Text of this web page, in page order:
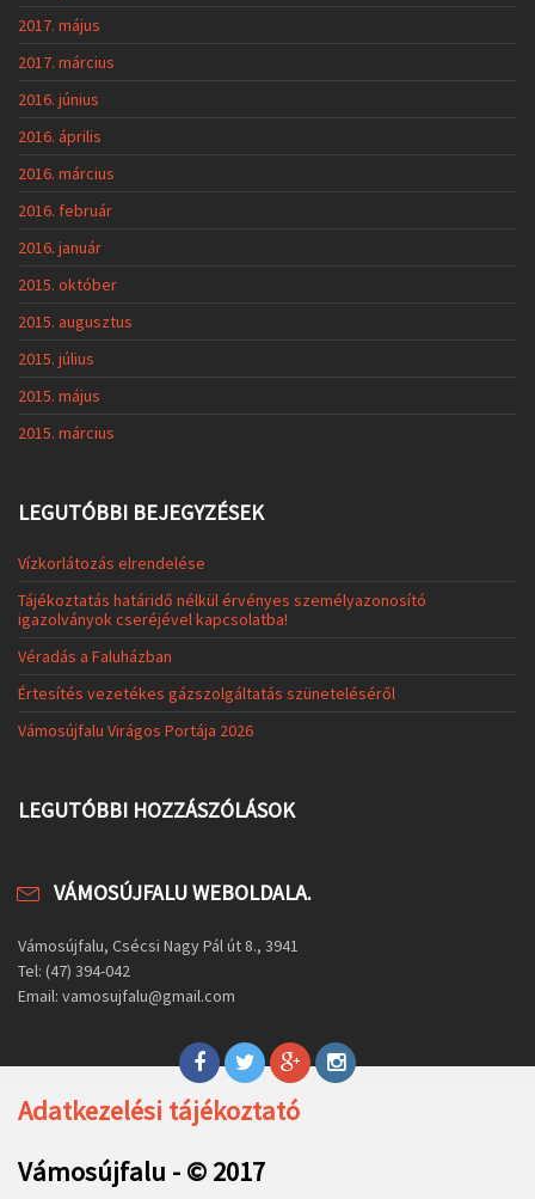
2017. május
2017. március
2016. június
2016. április
2016. március
2016. február
2016. január
2015. október
2015. augusztus
2015. július
2015. május
2015. március
LEGUTÓBBI BEJEGYZÉSEK
Vízkorlátozás elrendelése
Tájékoztatás határidő nélkül érvényes személyazonosító
igazolványok cseréjével kapcsolatba!
Véradás a Faluházban
Értesítés vezetékes gázszolgáltatás szüneteléséről
Vámosújfalu Virágos Portája 2026
LEGUTÓBBI HOZZÁSZÓLÁSOK
VÁMOSÚJFALU WEBOLDALA.
Vámosújfalu, Csécsi Nagy Pál út 8., 3941
Tel: (47) 394-042
Email: vamosujfalu@gmail.com
Adatkezelési tájékoztató
Vámosújfalu - © 2017